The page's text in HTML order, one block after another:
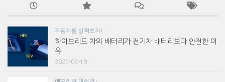
자동차를 살펴보자!
하이브리드 차의 배터리가 전기차 배터리보다 안전한 이
유
2025-02-19